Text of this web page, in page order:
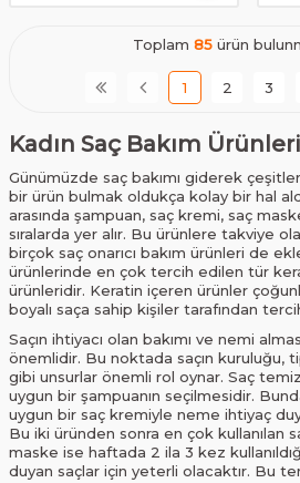
Toplam 85 ürün
1 2 3
Kadın Saç Bakım
Günümüzde saç bakımı giderek
bir ürün bulmak oldukça kolay bir hal
arasında şampuan, saç kremi, saç
sıralarda yer alır. Bu ürünlere takviye
birçok saç onarıcı bakım ürünleri de
ürünlerinde en çok tercih edilen tür
ürünleridir. Keratin içeren ürünler
boyalı saça sahip kişiler tarafından
Saçın ihtiyacı olan bakımı ve nemi
önemlidir. Bu noktada saçın kuruluğu,
gibi unsurlar önemli rol oynar. Saç
uygun bir şampuanın seçilmesidir.
uygun bir saç kremiyle neme ihtiyaç
Bu iki üründen sonra en çok kullanılan
maske ise haftada 2 ila 3 kez
duyan saçlar için yeterli olacaktır. Bu